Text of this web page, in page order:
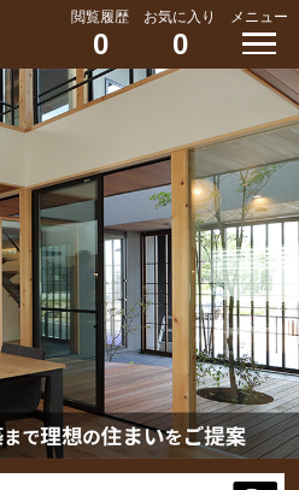
閲覧履歴
0
お気に入り
0
メニュー